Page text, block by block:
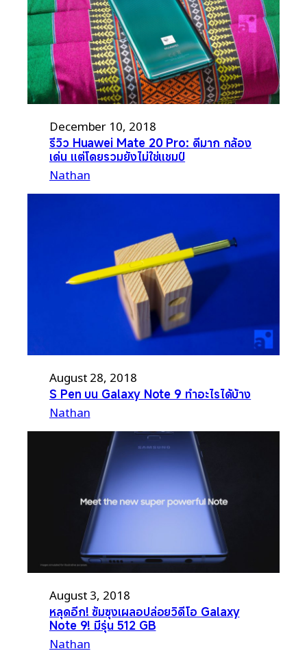
December 10, 2018
รีวิว Huawei Mate 20 Pro: ดีมาก กล้อง
เด่น แต่โดยรวมยังไม่ใช่แชมป์
Nathan
August 28, 2018
S Pen บน Galaxy Note 9 ทำอะไรได้บ้าง
Nathan
August 3, 2018
หลุดอีก! ซัมซุงเผลอปล่อยวิดีโอ Galaxy
Note 9! มีรุ่น 512 GB
Nathan